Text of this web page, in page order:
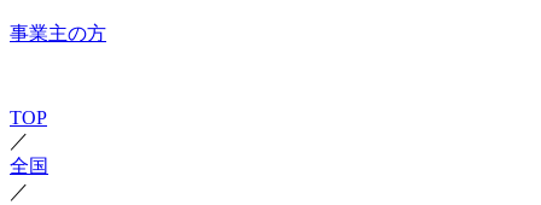
事業主の方
TOP
／
全国
／